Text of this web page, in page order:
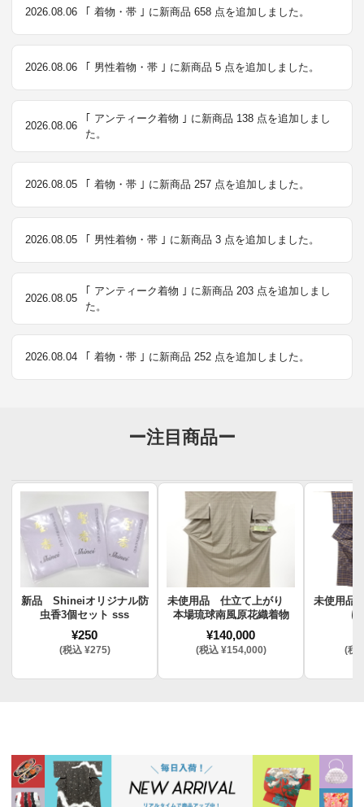
2026.08.06 ｢ 着物・帯 ｣ に新商品 658 点を追加しました。
2026.08.06 ｢ 男性着物・帯 ｣ に新商品 5 点を追加しました。
2026.08.06
｢ アンティーク着物 ｣ に新商品 138 点を追加しまし
た。
2026.08.05 ｢ 着物・帯 ｣ に新商品 257 点を追加しました。
2026.08.05 ｢ 男性着物・帯 ｣ に新商品 3 点を追加しました。
2026.08.05
｢ アンティーク着物 ｣ に新商品 203 点を追加しまし
た。
2026.08.04 ｢ 着物・帯 ｣ に新商品 252 点を追加しました。
ー注目商品ー
新品 Shineiオリジナル防
虫香3個セット sss
¥250
(税込 ¥275)
未使用品 仕立て上がり
本場琉球南風原花織着物
¥140,000
(税込 ¥154,000)
未使用品
(税